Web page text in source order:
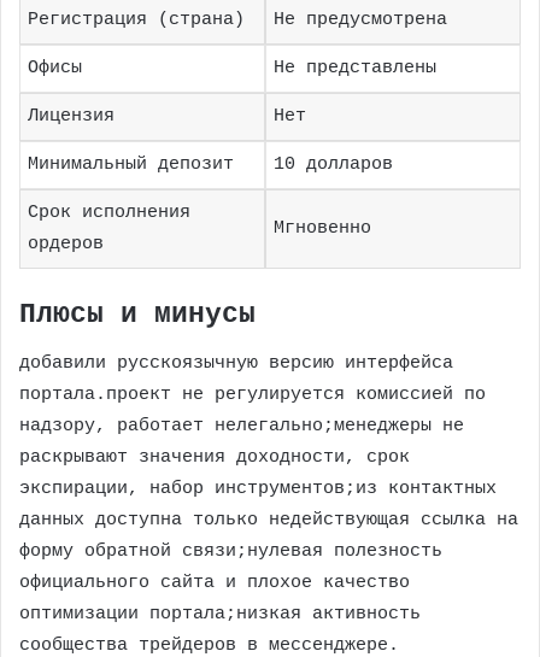
Регистрация (страна) Не предусмотрена
Офисы Не представлены
Лицензия Нет
Минимальный депозит 10 долларов
Срок исполнения
ордеров
Мгновенно
Плюсы и минусы
добавили русскоязычную версию интерфейса
портала.проект не регулируется комиссией по
надзору, работает нелегально;менеджеры не
раскрывают значения доходности, срок
экспирации, набор инструментов;из контактных
данных доступна только недействующая ссылка на
форму обратной связи;нулевая полезность
официального сайта и плохое качество
оптимизации портала;низкая активность
сообщества трейдеров в мессенджере.